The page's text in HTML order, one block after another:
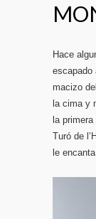
Hace
escapado
macizo
la cima y
la
Turó de
le